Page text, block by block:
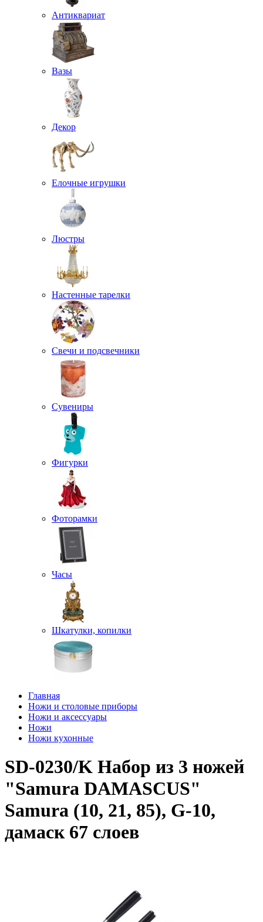
Антиквариат
Вазы
Декор
Елочные игрушки
Люстры
Настенные тарелки
Свечи и подсвечники
Сувениры
Фигурки
Фоторамки
Часы
Шкатулки, копилки
Главная
Ножи и столовые приборы
Ножи и аксессуары
Ножи
Ножи кухонные
SD-0230/K Набор из 3 ножей
"Samura DAMASCUS"
Samura (10, 21, 85), G-10,
дамаск 67 слоев